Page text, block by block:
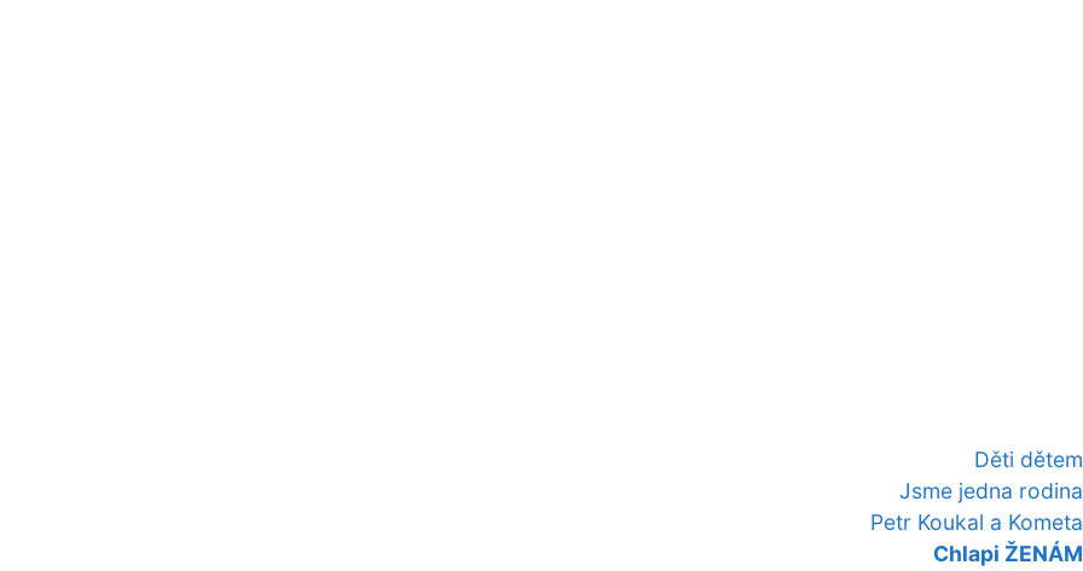
Děti dětem
Jsme jedna rodina
Petr Koukal a Kometa
Chlapi ŽENÁM